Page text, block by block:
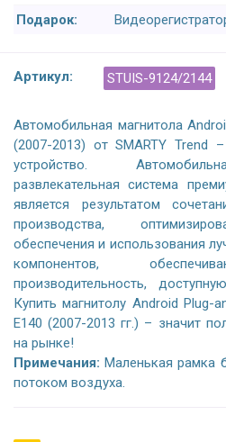
Подарок:
Артикул: STUIS-9124/2144
Автомобильная магнитола
(2007-2013) от SMARTY Trend
устройство.
развлекательная система
является результатом
производства,
обеспечения и использования
компонентов,
производительность,
Купить магнитолу Android Plug-
E140 (2007-2013 гг.) – значит
на рынке!
Примечания: Маленькая рамка
потоком воздуха.